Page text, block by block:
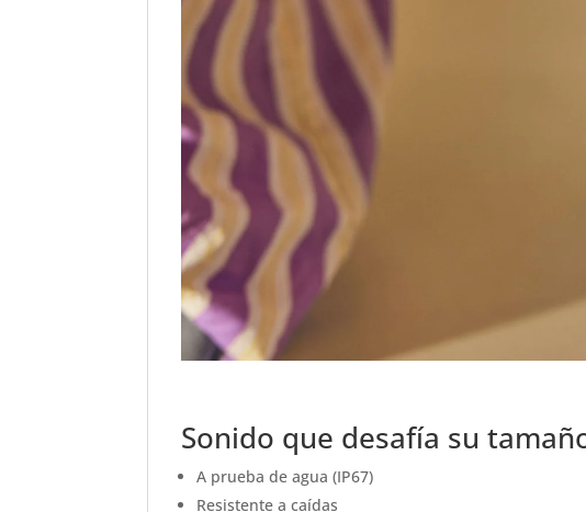
Sonido que desafía su
A prueba de agua (IP67)
Resistente a caídas